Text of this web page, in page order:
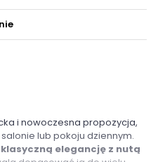
i nowoczesna propozycja,
lub pokoju dziennym.
elegancję z nutą